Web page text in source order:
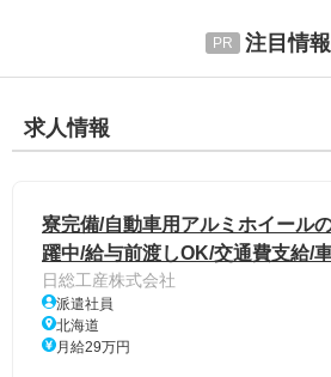
注目情報
求人情報
寮完備/自動車用アルミホイール
躍中/給与前渡しOK/交通費支給/
日総工産株式会社
派遣社員
北海道
月給29万円